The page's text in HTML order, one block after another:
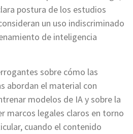
postura de los estudios
un uso indiscriminado
de inteligencia
sobre cómo las
abordan el material con
modelos de IA y sobre la
marcos legales claros en torno
cuando el contenido